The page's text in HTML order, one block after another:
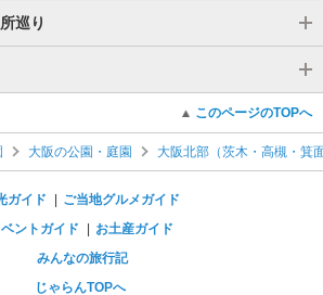
巡り
このページのTOPへ
大阪の公園・庭園 大阪北部（茨木・高槻・箕
ガイド
ご当地グルメガイド
ントガイド
お土産ガイド
みんなの旅行記
じゃらんTOPへ